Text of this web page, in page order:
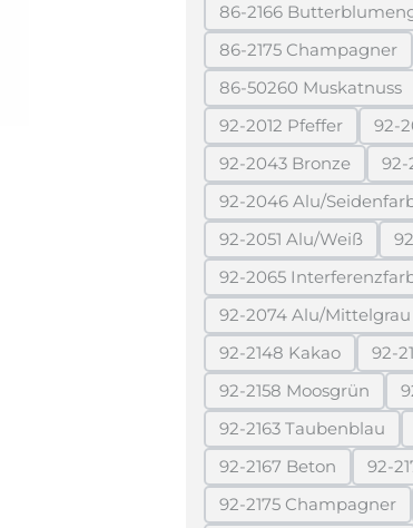
86-2166
(Diese
86-2175 Champagner
(Diese Option
86-50260 Muskatnuss
(Diese
92-2012 Pfeffer
(Diese Option ist
92-
92-2043 Bronze
(Diese Option ist
92-2046 Alu/
(Diese
92-2051 Alu/Weiß
(Diese Option ist
92-2065
92-2074 Alu/Mittelgrau
(Diese
92-2148 Kakao
(Diese Option ist
92-
92-2158 Moosgrün
(Diese Option
92-2163 Taubenblau
(Diese Option
92-2167 Beton
(Diese Option ist
92-
92-2175 Champagner
(Diese Option